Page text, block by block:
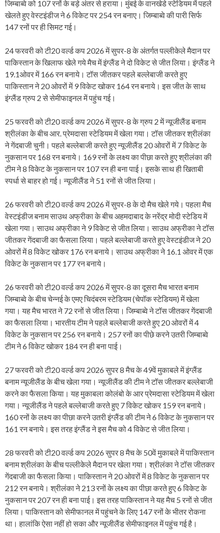
जिम्बाब्वे को 107 रनों के बड़े अंतर से हराया। मुंबई के वानखेडे स्टेडियम में पहले
खेलते हुए वेस्टइंडीज ने 6 विकेट पर 254 रन बनाए। जिम्बाब्वे की पारी सिर्फ
147 रनों पर ही सिमट गई।
24 फरवरी को टी20 वर्ल्ड कप 2026 में सुपर-8 के अंतर्गत पल्लीकेले मैदान पर
पाकिस्तान के खिलाफ खेले गये मैच में इंग्लैंड ने दो विकेट से जीत लिया। इंग्लैंड ने
19.1ओवर में 166 रन बनाये। टॉस जीतकर पहले बल्लेबाजी करते हुए
पाकिस्तान ने 20 ओवरों में 9 विकेट खोकर 164 रन बनाये। इस जीत के साथ
इंग्लैंड ग्रुप 2 से सेमीफाइनल में पहुंच गई।
25 फरवरी को टी20 वर्ल्ड कप 2026 में सुपर-8 के ग्रुप 2 में न्यूजीलैंड बनाम
श्रीलंका के बीच आर. प्रेमदासा स्टेडियम में खेला गया। टॉस जीतकर श्रीलंका
ने गेंदबाजी चुनी। पहले बल्लेबाजी करते हुए न्यूजीलैंड 20 ओवरों में 7 विकेट के
नुकसान पर 168 रन बनाये। 169 रनों के लक्ष्य का पीछा करते हुए श्रीलंका की
टीम ने 8 विकेट के नुकसान पर 107 रन ही बना पाई। इसके साथ ही खिताबी
स्पर्धा से बाहर हो गई। न्यूजीलैंड ने 51 रनों से जीत लिया।
26 फरवरी को टी20 वर्ल्ड कप 2026 में सुपर-8 के दो मैच खेले गये। पहला मैच
वेस्टइंडीज बनाम साउथ अफ्रीका के बीच अहमदाबाद के नरेंद्र मोदी स्टेडिय में
खेला गया। साउथ अफ्रीका ने 9 विकेट से जीत लिया। साउथ अफ्रीका ने टॉस
जीतकर गेंदबाजी का फैसला लिया। पहले बल्लेबाजी करते हुए वेस्टइंडीज ने 20
ओवरों में 8 विकेट खोकर 176 रन बनाये। साउथ अफ्रीका ने 16.1 ओवर में एक
विकेट के नुकसान पर 177 रन बनाये।
26 फरवरी को टी20 वर्ल्ड कप 2026 में सुपर-8 का दूसरा मैच भारत बनाम
जिम्बाब्वे के बीच चेन्नई के एमए चिदंबरम स्टेडियम (चेपॉक स्टेडियम) में खेला
गया। यह मैच भारत ने 72 रनों से जीत लिया। जिम्बाब्वे ने टॉस जीतकर गेंदबाजी
का फैसला लिया। भारतीय टीम ने पहले बल्लेबाजी करते हुए 20 ओवरों में 4
विकेट के नुकसान पर 256 रन बनाये। 257 रनों का पीछे करने उतरी जिम्बाब्वे
टीम ने 6 विकेट खोकर 184 रन ही बना पाई।
27 फरवरी को टी20 वर्ल्ड कप 2026 सुपर 8 मैच के 49वें मुकाबले में इंग्लैंड
बनाम न्यूजीलैंड के बीच खेला गया। न्यूजीलैंड की टीम ने टॉस जीतकर बल्लेबाजी
करने का फैसला किया। यह मुकाबला कोलंबो के आर प्रेमदासा स्टेडियम में खेला
गया। न्यूजीलैंड ने पहले बल्लेबाजी करते हुए 7 विकेट खोकर 159 रन बनाये।
160 रनों के लक्ष्य का पीछा करने उतरी इंग्लैंड की टीम ने 6 विकेट के नुकसान पर
161 रन बनाये। इस तरह इंग्लैंड ने इस मैच को 4 विकेट से जीत लिया।
28 फरवरी को टी20 वर्ल्ड कप 2026 सुपर 8 मैच के 50वें मुकाबले में पाकिस्तान
बनाम श्रीलंका के बीच पल्लीकेले मैदान पर खेला गया। श्रीलंका ने टॉस जीतकर
गेंदबाजी का फैसला किया। पाकिस्तान ने 20 ओवरों में 8 विकेट के नुकसान पर
212 रन बनाये। श्रीलंका ने 213 रनों के लक्ष्य का पीछा करते हुए 6 विकेट के
नुकसान पर 207 रन ही बना पाई। इस तरह पाकिस्तान ने यह मैच 5 रनों से जीत
लिया। पाकिस्तान को सेमीफानल में पहुंचने के लिए 147 रनों के भीतर रोकना
था। हालांकि ऐसा नहीं हो सका और न्यूजीलैंड सेमीफाइनल में पहुंच गई है।